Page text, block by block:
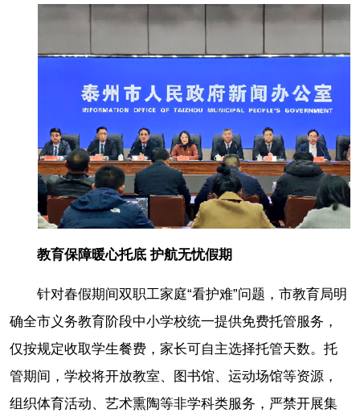
教育保障暖心托底 护航无忧假期
针对春假期间双职工家庭“看护难”问题，市教育局明
确全市义务教育阶段中小学校统一提供免费托管服务，
仅按规定收取学生餐费，家长可自主选择托管天数。托
管期间，学校将开放教室、图书馆、运动场馆等资源，
组织体育活动、艺术熏陶等非学科类服务，严禁开展集